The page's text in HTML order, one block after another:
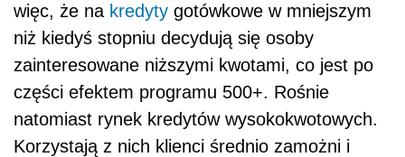
więc, że na kredyty gotówkowe w mniejszym
niż kiedyś stopniu decydują się osoby
zainteresowane niższymi kwotami, co jest po
części efektem programu 500+. Rośnie
natomiast rynek kredytów wysokokwotowych.
Korzystają z nich klienci średnio zamożni i